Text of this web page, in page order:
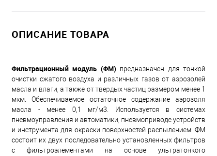
ОПИСАНИЕ ТОВАРА
Фильтрационный модуль (ФМ) предназначен для тонкой
очистки сжатого воздуха и различных газов от аэрозолей
масла и влаги, а также от твердых частиц размером менее 1
мкм. Обеспечиваемое остаточное содержание аэрозоля
масла - менее 0,1 мг/м3. Используется в системах
пневмоуправления и автоматики, пневмоприводе устройств
и инструмента для окраски поверхностей распылением. ФМ
состоит их двух последовательно установленных фильтров
с фильтроэлементами на основе ультратонкого